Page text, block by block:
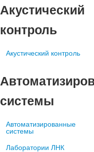
Акустический
контроль
Акустический контроль
системы
Автоматизированные
системы
Лаборатории ЛНК